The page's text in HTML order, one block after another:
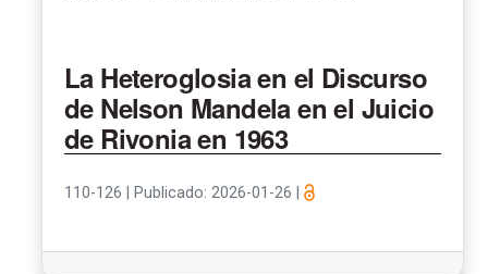
La Heteroglosia en el Discurso
de Nelson Mandela en el Juicio
de Rivonia en 1963
110-126 Publicado: 2026-01-26